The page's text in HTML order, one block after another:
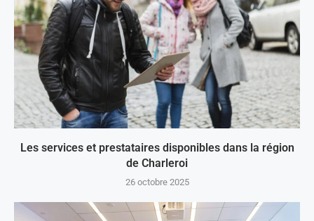
Les services et prestataires disponibles dans la région
de Charleroi
26 octobre 2025